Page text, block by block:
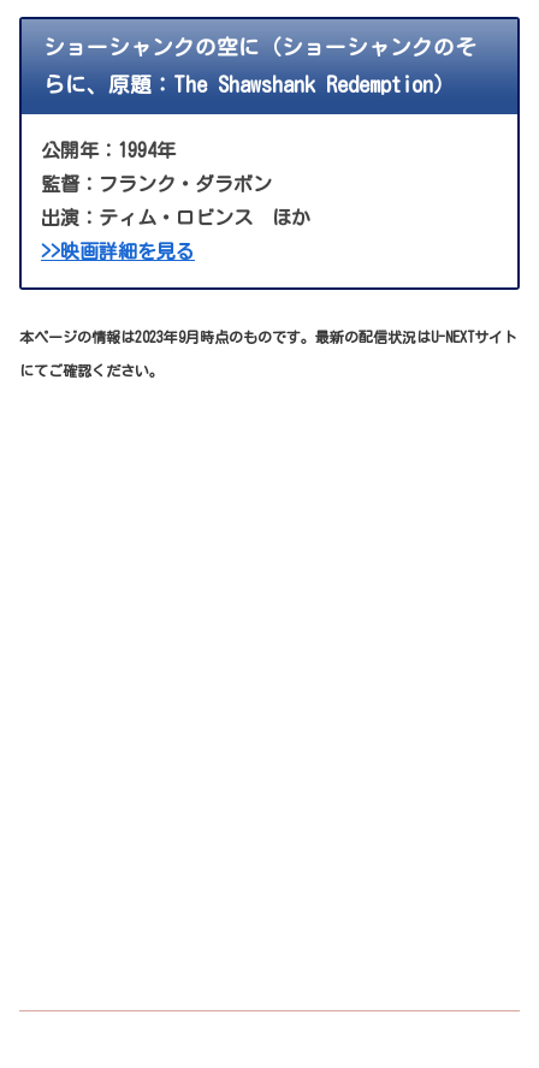
ショーシャンクの空に（ショーシャンクのそ
らに、原題：The Shawshank Redemption）
公開年：1994年
監督：フランク・ダラボン
出演：ティム・ロビンス ほか
>>映画詳細を見る
本ページの情報は2023年9月時点のものです。最新の配信状況はU-NEXTサイト
にてご確認ください。